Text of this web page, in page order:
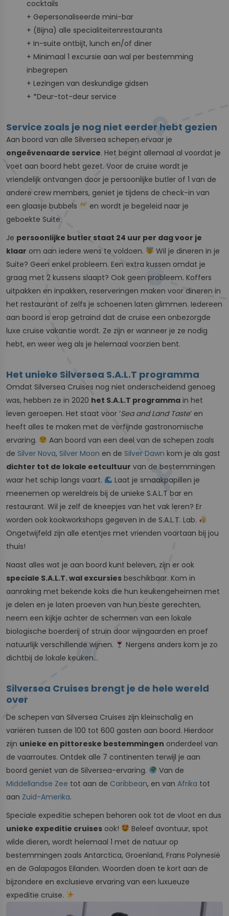
cocktails
+ Gepersonaliseerde mini-bar
+ (Bijna) alle specialiteitenrestaurants
+ In-suite ontbijt, lunch en/of diner
+ Minimaal 1 excursie aan wal per bestemming
inbegrepen
+ Lezingen van deskundige gidsen
+ *Deur-tot-deur service
Service zoals je nog niet eerder hebt gezien
Aan boord van alle Silversea schepen ervaar je
ongeëvenaarde service. Het begint allemaal al voordat je
voet aan boord hebt gezet. Voor de cruise wordt je
vriendelijk ontvangen door je persoonlijke butler of 1 van de
andere crew members, geniet je tijdens de check-in van
een glaasje bubbels
en wordt je begeleid naar je
geboekte Suite.
Je persoonlijke butler staat 24 uur per dag voor je
klaar om aan iedere wens te voldoen.
Wil je dineren in je
Suite? Geen enkel probleem. Een extra kussen omdat je
graag met 2 kussens slaapt? Ook geen probleem. Koffers
uitpakken en inpakken, reserveringen maken voor dineren in
het restaurant of zelfs je schoenen laten glimmen. Iedereen
aan boord is erop getraind dat de cruise een onbezorgde
luxe cruise vakantie wordt. Ze zijn er wanneer je ze nodig
hebt, en weer weg als je helemaal voorzien bent.
Het unieke Silversea S.A.L.T programma
Omdat Silversea Cruises nog niet onderscheidend genoeg
was, hebben ze in 2020 het S.A.L.T programma in het
leven geroepen. Het staat voor ‘Sea and Land Taste’ en
heeft alles te maken met de verfijnde gastronomische
ervaring.
Aan boord van een deel van de schepen zoals
de Silver Nova, Silver Moon en de Silver Dawn kom je als gast
dichter tot de lokale eetcultuur van de bestemmingen
waar het schip langs vaart.
Laat je smaakpapillen je
meenemen op wereldreis bij de unieke S.A.L.T bar en
restaurant. Wil je zelf de kneepjes van het vak leren? Er
worden ook kookworkshops gegeven in de S.A.L.T. Lab.
Ongetwijfeld zijn alle etentjes met vrienden voortaan bij jou
thuis!
Naast alles wat je aan boord kunt beleven, zijn er ook
speciale S.A.L.T. wal excursies beschikbaar. Kom in
aanraking met bekende koks die hun keukengeheimen met
je delen en je laten proeven van hun beste gerechten,
neem een kijkje achter de schermen van een lokale
biologische boerderij of struin door wijngaarden en proef
natuurlijk verschillende wijnen.
Nergens anders kom je zo
dichtbij de lokale keuken…
Silversea Cruises brengt je de hele wereld
over
De schepen van Silversea Cruises zijn kleinschalig en
variëren tussen de 100 tot 600 gasten aan boord. Hierdoor
zijn unieke en pittoreske bestemmingen onderdeel van
de vaarroutes. Ontdek alle 7 continenten terwijl je aan
boord geniet van de Silversea-ervaring.
Van de
Middellandse Zee tot aan de Caribbean, en van Afrika tot
aan Zuid-Amerika.
Speciale expeditie schepen behoren ook tot de vloot en dus
unieke expeditie cruises ook!
Beleef avontuur, spot
wilde dieren, wordt helemaal 1 met de natuur op
bestemmingen zoals Antarctica, Groenland, Frans Polynesië
en de Galapagos Eilanden. Woorden doen te kort aan de
bijzondere en exclusieve ervaring van een luxueuze
expeditie cruise.